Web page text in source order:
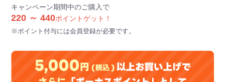
キャンペーン期間中のご購入で
220 ～ 440ポイントゲット！
※ポイント付与には会員登録が必要です。